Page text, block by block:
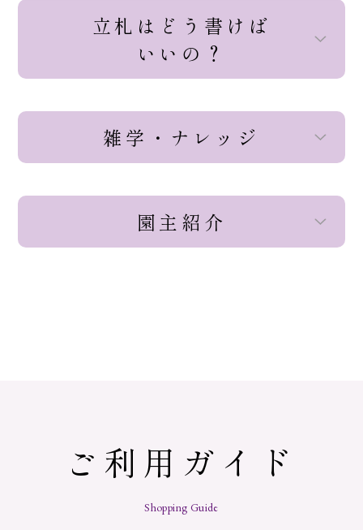
立札はどう書けば
いいの？
雑学・ナレッジ
園主紹介
ご利用ガイド
Shopping Guide